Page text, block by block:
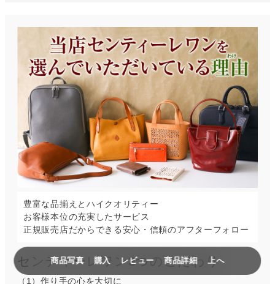
豊富な品揃えとハイクオリティー
お客様本位の充実したサービス
正規販売店だからできる安心・信頼のアフターフォロー
センティーレワン3つのこだわり
（1）作り手の心を大切に
商品写真 購入 レビュー 商品詳細 上へ